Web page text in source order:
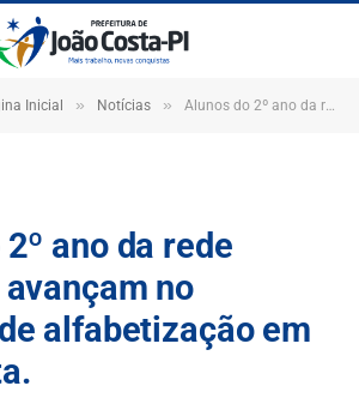
Inicial » Notícias » Alunos do 2º ano da rede municipal avançam no processo de alfabetização em João Costa.
ano da rede
no
alfabetização em